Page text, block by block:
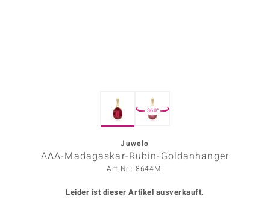
360°
Juwelo
AAA-Madagaskar-Rubin-Goldanhänger
Art.Nr.: 8644MI
Leider ist dieser Artikel ausverkauft.